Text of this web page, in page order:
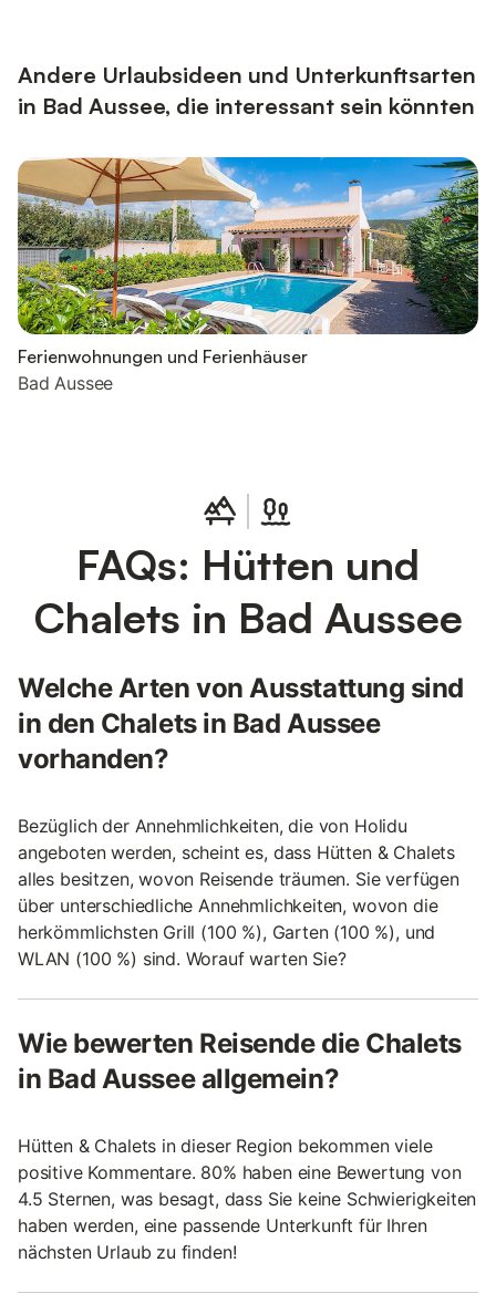
Andere Urlaubsideen und Unterkunftsarten
in Bad Aussee, die interessant sein könnten
Ferienwohnungen und Ferienhäuser
Bad Aussee
FAQs: Hütten und
Chalets in Bad Aussee
Welche Arten von Ausstattung sind
in den Chalets in Bad Aussee
vorhanden?
Bezüglich der Annehmlichkeiten, die von Holidu
angeboten werden, scheint es, dass Hütten & Chalets
alles besitzen, wovon Reisende träumen. Sie verfügen
über unterschiedliche Annehmlichkeiten, wovon die
herkömmlichsten Grill (100 %), Garten (100 %), und
WLAN (100 %) sind. Worauf warten Sie?
Wie bewerten Reisende die Chalets
in Bad Aussee allgemein?
Hütten & Chalets in dieser Region bekommen viele
positive Kommentare. 80% haben eine Bewertung von
4.5 Sternen, was besagt, dass Sie keine Schwierigkeiten
haben werden, eine passende Unterkunft für Ihren
nächsten Urlaub zu finden!